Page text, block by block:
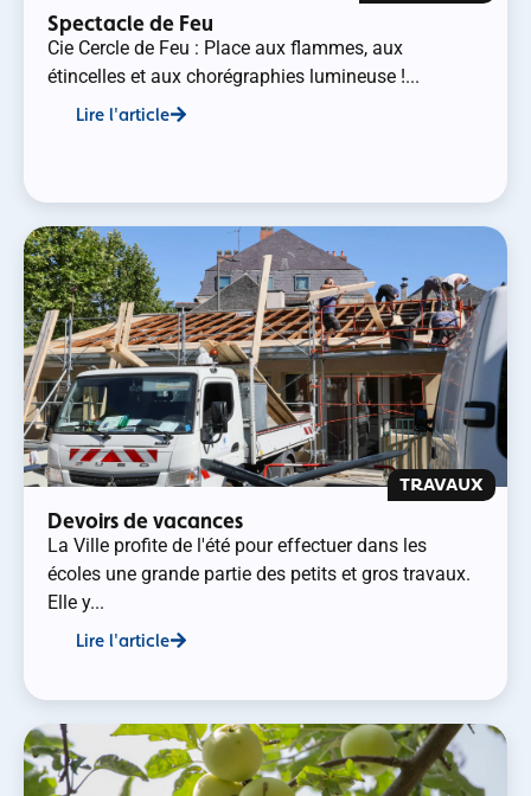
Spectacle de Feu
Cie Cercle de Feu : Place aux flammes, aux
étincelles et aux chorégraphies lumineuse !...
Lire l'article
TRAVAUX
Devoirs de vacances
La Ville profite de l'été pour effectuer dans les
écoles une grande partie des petits et gros travaux.
Elle y...
Lire l'article